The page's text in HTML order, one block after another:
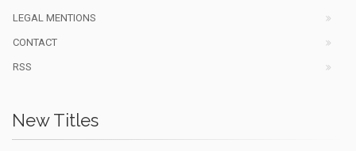
LEGAL MENTIONS
CONTACT
RSS
New Titles